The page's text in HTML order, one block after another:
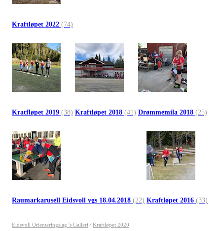
Kraftløpet 2022 (74)
Kratfløpet 2019 (38) Kraftløpet 2018 (41) Drømmemila 2018 (25)
Raumarkarusell Eidsvoll vgs 18.04.2018 (22) Kraftløpet 2016 (33)
Eidsvoll Orienteringslag 's Galleri / Kraftløpet 2020